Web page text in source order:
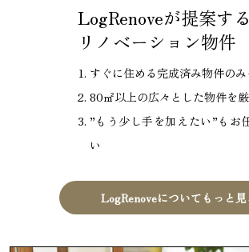
LogRenoveが提案する
リノベーション物件
すぐに住める完成済み物件の
80㎡以上の広々とした物件を
”もう少し手を加えたい”もお
い
LogRenoveについてもっと見